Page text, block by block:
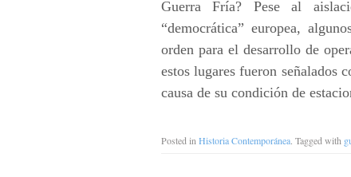
Guerra Fría? Pese al
“democrática” europea,
orden para el desarrollo de
estos lugares fueron señalados
causa de su condición de
Posted in Historia Contemporánea. Tagged with